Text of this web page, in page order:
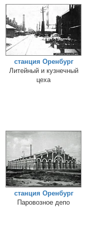
станция Оренбург
Литейный и кузнечный
цеха
станция Оренбург
Паровозное депо